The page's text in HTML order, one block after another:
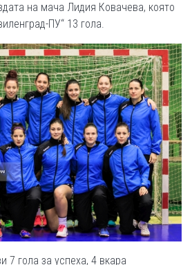
на мача Лидия Ковачева, която
­ПУ“ 13 гола.
7 гола за успеха, 4 вкара